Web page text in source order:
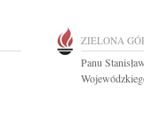
ZIELONA
Panu